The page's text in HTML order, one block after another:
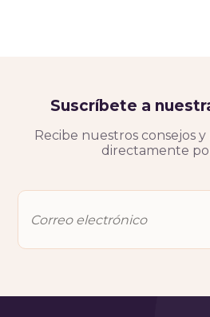
Suscríbete a
Recibe nuestros consejos y
directamente